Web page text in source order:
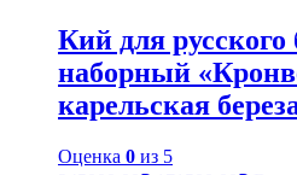
Кий для русского
наборный
карельская
Оценка 0 из 5